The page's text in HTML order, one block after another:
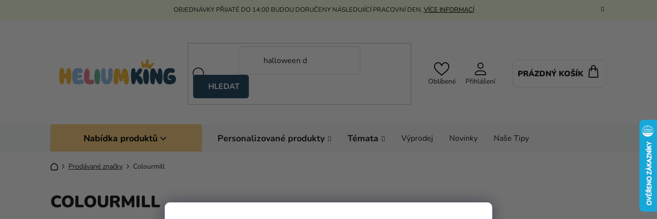
OBJEDNÁVKY PŘIJATÉ DO 14:00 BUDOU DORUČENY NÁSLEDUJÍCÍ PRACOVNÍ DEN. VÍCE INFORMACÍ
HLEDAT Oblíbené Přihlášení
PRÁZDNÝ KOŠÍK
Nabídka produktů Personalizované produkty Témata Výprodej Novinky Naše Tipy
Domů Prodávané značky Colourmill
COLOURMILL